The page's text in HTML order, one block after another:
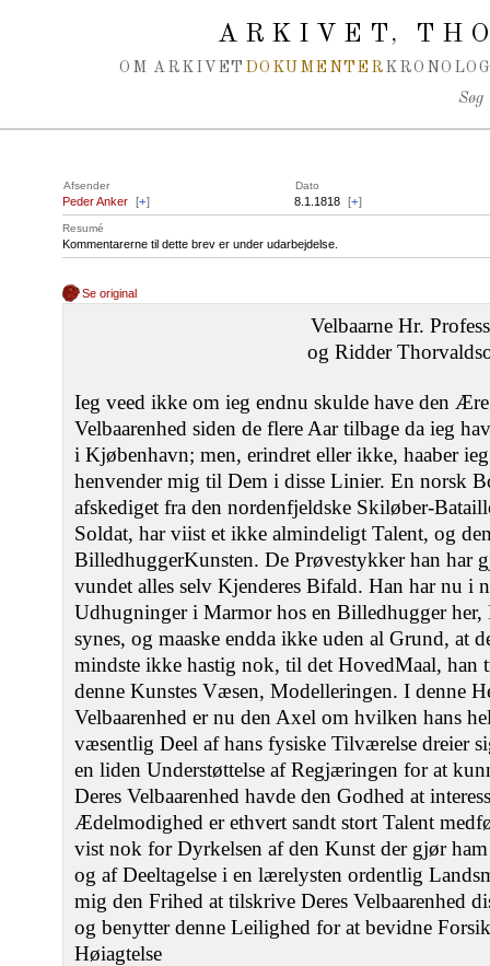
ARKIVET,
OM ARKIVET DOKUMENTER
Søg
Afsender Dato
Peder Anker [+] 8.1.1818 [+]
Resumé
Kommentarerne til dette brev er under udarbejdelse.
Se original
Velbaarne Hr.
og Ridder
Ieg veed ikke om ieg endnu skulde have den
Velbaarenhed siden de flere Aar tilbage da ieg
i Kjøbenhavn; men, erindret eller ikke, haaber
henvender mig til Dem i disse Linier. En norsk
afskediget fra den nordenfjeldske Skiløber-
Soldat, har viist et ikke almindeligt Talent, og
BilledhuggerKunsten. De Prøvestykker han har
vundet alles selv Kjenderes Bifald. Han har nu i
Udhugninger i Marmor hos en Billedhugger her,
synes, og maaske endda ikke uden al Grund, at
mindste ikke hastig nok, til det HovedMaal, han
denne Kunstes Væsen, Modelleringen. I denne
Velbaarenhed er nu den Axel om hvilken hans
væsentlig Deel af hans fysiske Tilværelse dreier
en liden Understøttelse af Regjæringen for at
Deres Velbaarenhed havde den Godhed at
Ædelmodighed er ethvert sandt stort Talent
vist nok for Dyrkelsen af den Kunst der gjør
og af Deeltagelse i en lærelysten ordentlig
mig den Frihed at tilskrive Deres Velbaarenhed
og benytter denne Leilighed for at bevidne
Høiagtelse